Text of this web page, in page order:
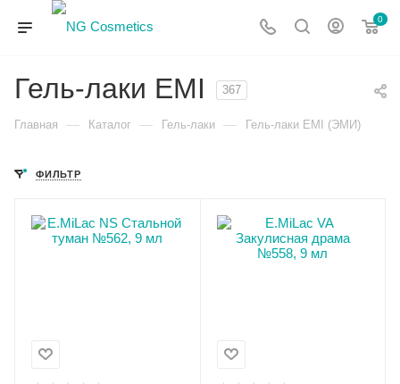
0
Гель-лаки EMI 367
Главная — Каталог — Гель-лаки — Гель-лаки EMI (ЭМИ)
ФИЛЬТР